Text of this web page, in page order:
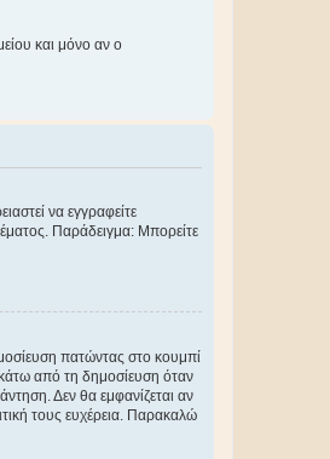
και μόνο αν ο
να εγγραφείτε
Παράδειγμα: Μπορείτε
πατώντας στο κουμπί
κάτω από τη δημοσίευση όταν
Δεν θα εμφανίζεται αν
τους ευχέρεια. Παρακαλώ